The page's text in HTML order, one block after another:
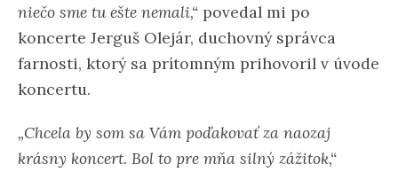
niečo sme tu ešte nemali,“ povedal mi po
koncerte Jerguš Olejár, duchovný správca
farnosti, ktorý sa prítomným prihovoril v úvode
koncertu.
„Chcela by som sa Vám poďakovať za naozaj
krásny koncert. Bol to pre mňa silný zážitok,“